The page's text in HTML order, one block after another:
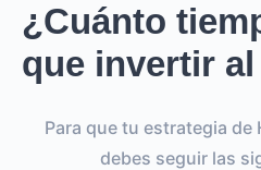
¿Cuánto
que invertir
Para que tu estrategia
debes seguir las